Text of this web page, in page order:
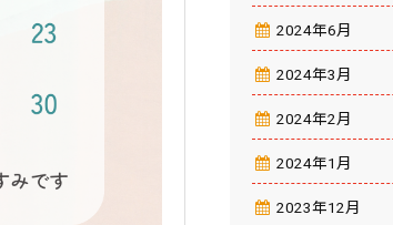
2024年6月
2024年3月
2024年2月
2024年1月
2023年12月